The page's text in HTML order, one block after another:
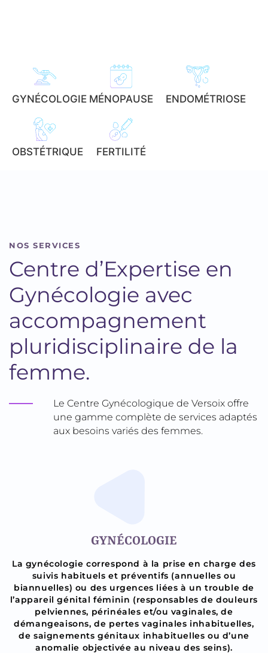
GYNÉCOLOGIE MÉNOPAUSE ENDOMÉTRIOSE
OBSTÉTRIQUE FERTILITÉ
NOS SERVICES
Centre d’Expertise en
Gynécologie avec
accompagnement
pluridisciplinaire de la
femme.
Le Centre Gynécologique de Versoix offre
une gamme complète de services adaptés
aux besoins variés des femmes.
GYNÉCOLOGIE
La gynécologie correspond à la prise en charge des
suivis habituels et préventifs (annuelles ou
biannuelles) ou des urgences liées à un trouble de
l’appareil génital féminin (responsables de douleurs
pelviennes, périnéales et/ou vaginales, de
démangeaisons, de pertes vaginales inhabituelles,
de saignements génitaux inhabituelles ou d’une
anomalie objectivée au niveau des seins).